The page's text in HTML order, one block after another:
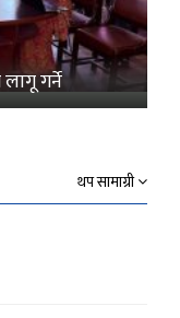
गर्ने
थप सामाग्री